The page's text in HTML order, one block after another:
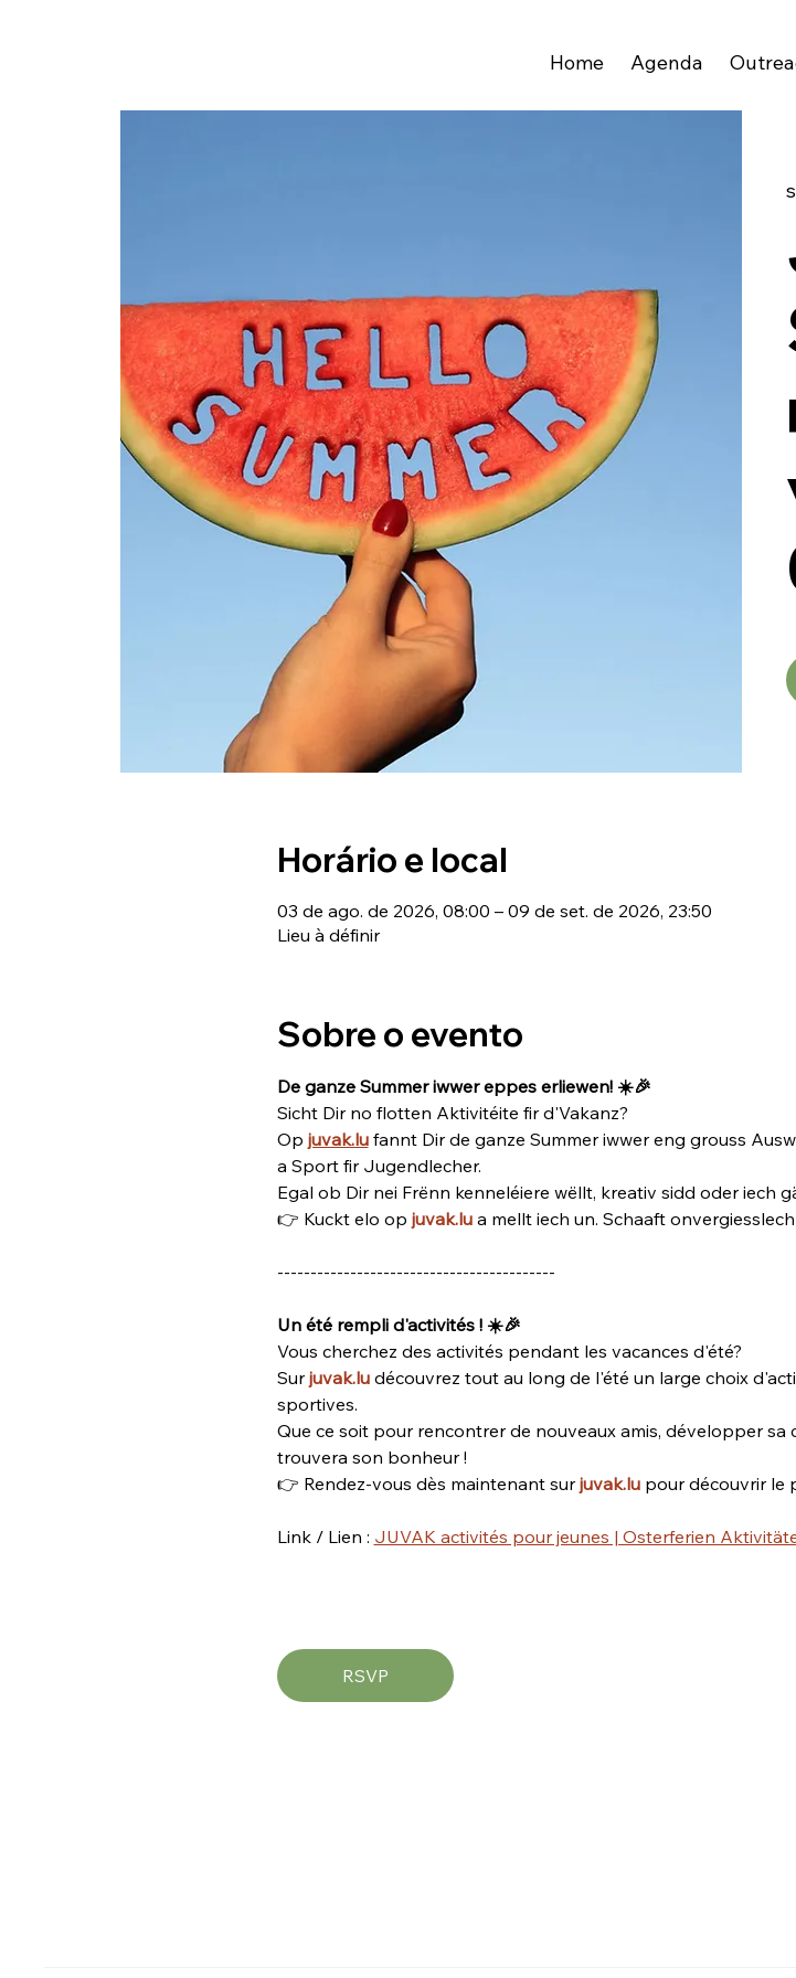
Home Agenda
Horário e local
03 de ago. de 2026, 08:00 – 09 de set. de 2026, 23:50
Lieu à définir
Sobre o evento
De ganze Summer iwwer eppes erliewen! ☀️🎉
Sicht Dir no flotten Aktivitéite fir d'Vakanz?
Op juvak.lu fannt Dir de ganze Summer iwwer eng grouss
a Sport fir Jugendlecher.
Egal ob Dir nei Frënn kenneléiere wëllt, kreativ sidd oder iech
👉 Kuckt elo op juvak.lu a mellt iech un. Schaaft
------------------------------------------
Un été rempli d'activités ! ☀️🎉
Vous cherchez des activités pendant les vacances d'été?
Sur juvak.lu découvrez tout au long de l'été un large choix
sportives.
Que ce soit pour rencontrer de nouveaux amis, développer sa
trouvera son bonheur !
👉 Rendez-vous dès maintenant sur juvak.lu pour découvrir le
Link / Lien : JUVAK activités pour jeunes | Osterferien
RSVP